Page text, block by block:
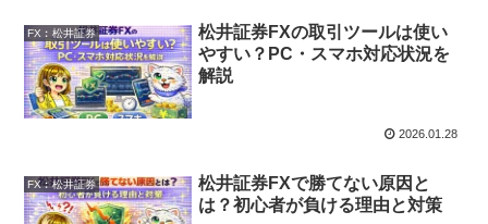
FX︰松井証券
松井証券FXの取引ツールは使い
やすい？PC・スマホ対応状況を
解説
2026.01.28
FX︰松井証券
松井証券FXで勝てない原因と
は？初心者が負ける理由と対策